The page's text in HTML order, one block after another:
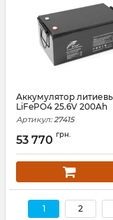
Аккумулятор
LiFePO4 25.6V 200Ah
Артикул: 27415
53 770 грн.
1 2